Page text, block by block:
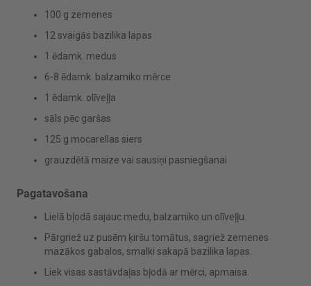
100 g zemenes
12 svaigās bazilika lapas
1 ēdamk. medus
6-8 ēdamk. balzamiko mērce
1 ēdamk. olīveļļa
sāls pēc garšas
125 g mocarellas siers
grauzdētā maize vai sausiņi pasniegšanai
Pagatavošana
Lielā bļodā sajauc medu, balzamiko un olīveļļu.
Pārgriež uz pusēm ķiršu tomātus, sagriež zemenes
mazākos gabalos, smalki sakapā bazilika lapas.
Liek visas sastāvdaļas bļodā ar mērci, apmaisa.